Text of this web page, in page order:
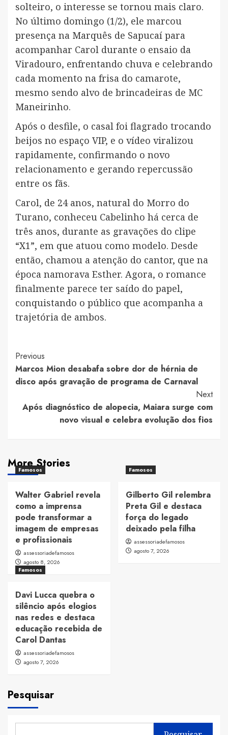
solteiro, o interesse se tornou mais claro.
No último domingo (1/2), ele marcou
presença na Marquês de Sapucaí para
acompanhar Carol durante o ensaio da
Viradouro, enfrentando chuva e celebrando
cada momento na frisa do camarote,
mesmo sendo alvo de brincadeiras de MC
Maneirinho.
Após o desfile, o casal foi flagrado trocando
beijos no espaço VIP, e o vídeo viralizou
rapidamente, confirmando o novo
relacionamento e gerando repercussão
entre os fãs.
Carol, de 24 anos, natural do Morro do
Turano, conheceu Cabelinho há cerca de
três anos, durante as gravações do clipe
“X1”, em que atuou como modelo. Desde
então, chamou a atenção do cantor, que na
época namorava Esther. Agora, o romance
finalmente parece ter saído do papel,
conquistando o público que acompanha a
trajetória de ambos.
Post
Navigation
Previous
Marcos Mion desabafa sobre dor de hérnia de
disco após gravação de programa de Carnaval
Next
Após diagnóstico de alopecia, Maiara surge com
novo visual e celebra evolução dos fios
More Stories
Famosos
Walter Gabriel revela
como a imprensa
pode transformar a
imagem de empresas
e profissionais
assessoriadefamosos
agosto 8, 2026
Famosos
Gilberto Gil relembra
Preta Gil e destaca
força do legado
deixado pela filha
assessoriadefamosos
agosto 7, 2026
Famosos
Davi Lucca quebra o
silêncio após elogios
nas redes e destaca
educação recebida de
Carol Dantas
assessoriadefamosos
agosto 7, 2026
Pesquisar